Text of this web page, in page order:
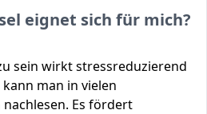
eignet sich für mich?
sein wirkt stressreduzierend
man in vielen
Es fördert